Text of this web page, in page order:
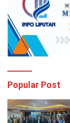
Popular Post